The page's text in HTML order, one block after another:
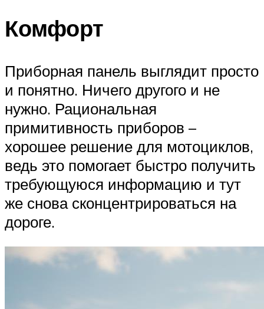
Комфорт
Приборная панель выглядит просто
и понятно. Ничего другого и не
нужно. Рациональная
примитивность приборов –
хорошее решение для мотоциклов,
ведь это помогает быстро получить
требующуюся информацию и тут
же снова сконцентрироваться на
дороге.